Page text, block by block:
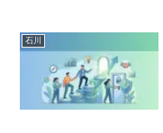
石川